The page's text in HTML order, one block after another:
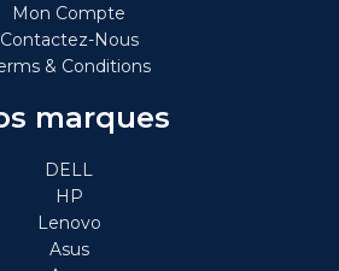
Mon Compte
Contactez-Nous
& Conditions
marques
DELL
HP
Lenovo
Asus